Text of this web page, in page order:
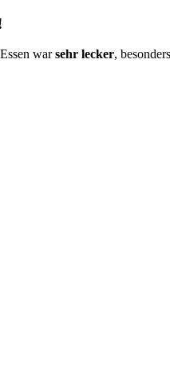
warsehr lecker,